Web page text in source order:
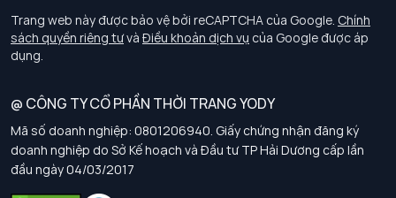
Chính sách bảo vệ dữ liệu cá nhân
Chính sách thanh toán, giao nhận
Chính sách chất lượng và an toàn sức khoẻ nghề nghiệp
Chính sách đơn đồng phục
Hướng dẫn chọn kích thước
Tuyển dụng
Trang web này được bảo vệ bởi reCAPTCHA của Google. Chính
sách quyền riêng tưvà Điều khoản dịch vụ của Google được áp
dụng.
@ CÔNG TY CỔ PHẦN THỜI TRANG YODY
Mã số doanh nghiệp: 0801206940. Giấy chứng nhận đăng ký
doanh nghiệp do Sở Kế hoạch và Đầu tư TP Hải Dương cấp lần
đầu ngày 04/03/2017